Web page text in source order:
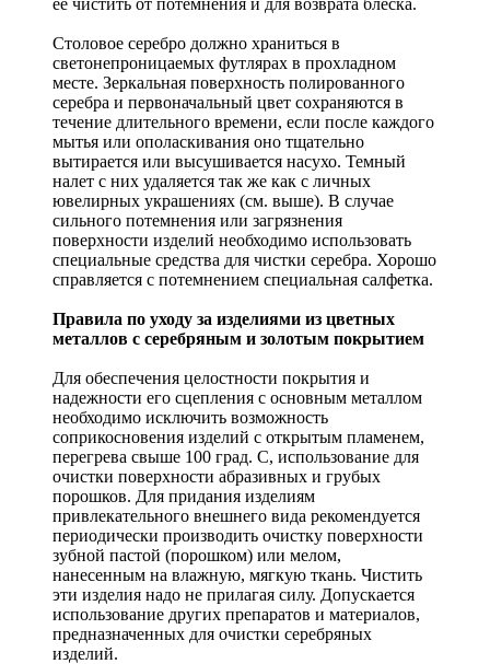
Столовое серебро должно храниться в
светонепроницаемых футлярах в прохладном
месте. Зеркальная поверхность полированного
серебра и первоначальный цвет сохраняются в
течение длительного времени, если после каждого
мытья или ополаскивания оно тщательно
вытирается или высушивается насухо. Темный
налет с них удаляется так же как с личных
ювелирных украшениях (см. выше). В случае
сильного потемнения или загрязнения
поверхности изделий необходимо использовать
специальные средства для чистки серебра. Хорошо
справляется с потемнением специальная салфетка.
Правила по уходу за изделиями из цветных
металлов с серебряным и золотым покрытием
Для обеспечения целостности покрытия и
надежности его сцепления с основным металлом
необходимо исключить возможность
соприкосновения изделий с открытым пламенем,
перегрева свыше 100 град. С, использование для
очистки поверхности абразивных и грубых
порошков. Для придания изделиям
привлекательного внешнего вида рекомендуется
периодически производить очистку поверхности
зубной пастой (порошком) или мелом,
нанесенным на влажную, мягкую ткань. Чистить
эти изделия надо не прилагая силу. Допускается
использование других препаратов и материалов,
предназначенных для очистки серебряных
изделий.